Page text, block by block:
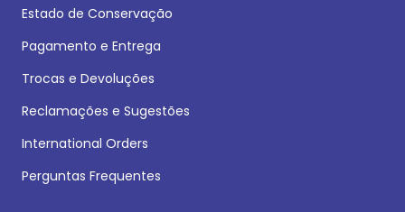
Estado de Conservação
Pagamento e Entrega
Trocas e Devoluções
Reclamações e Sugestões
International Orders
Perguntas Frequentes